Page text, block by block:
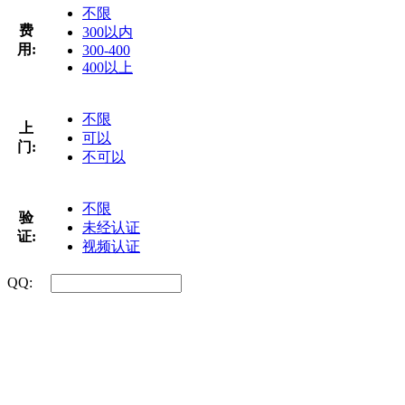
费
用:
不限
300以内
300-400
400以上
上
门:
不限
可以
不可以
验
证:
不限
未经认证
视频认证
QQ: